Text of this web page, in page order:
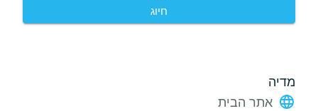
חיוג
מדיה
אתר הבית